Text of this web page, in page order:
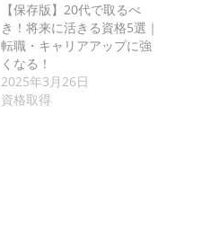
【保存版】20代で取るべ
き！将来に活きる資格5選｜
転職・キャリアアップに強
くなる！
2025年3月26日
資格取得